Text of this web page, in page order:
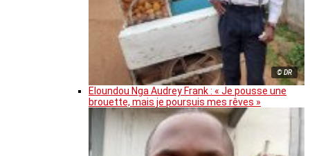
© DR
Eloundou Nga Audrey Frank : « Je pousse une
brouette, mais je poursuis mes rêves »